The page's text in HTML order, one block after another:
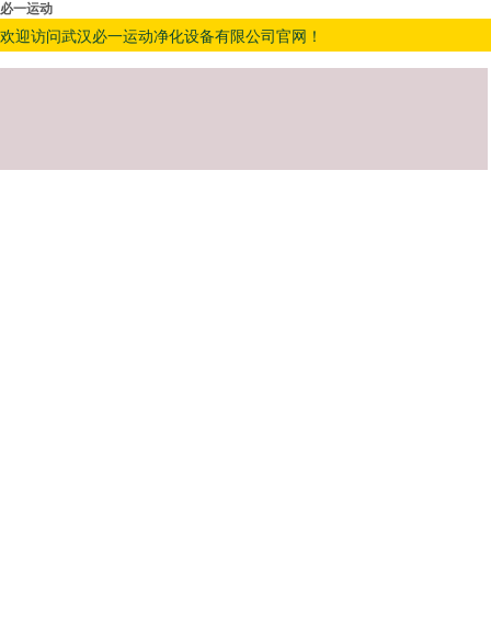
必一运动
欢迎访问武汉必一运动净化设备有限公司官网！